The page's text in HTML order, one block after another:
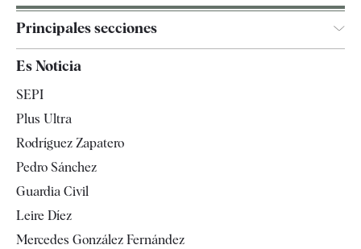
Principales secciones
España
Televisión
Es Noticia
SEPI
Plus Ultra
Rodríguez Zapatero
Pedro Sánchez
Guardia Civil
Leire Díez
Mercedes González Fernández